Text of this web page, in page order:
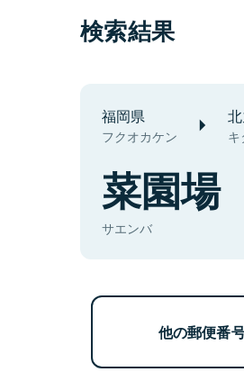
検索結果
福岡県
フクオカケン
菜園場
サエンバ
他の郵便番